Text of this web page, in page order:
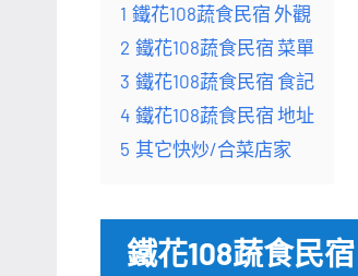
1 鐵花108蔬食民宿 外觀
2 鐵花108蔬食民宿 菜單
3 鐵花108蔬食民宿 食記
4 鐵花108蔬食民宿 地址
5 其它快炒/合菜店家
鐵花108蔬食民